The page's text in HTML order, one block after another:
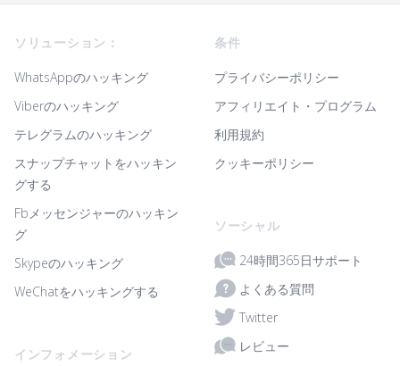
ソリューション：
WhatsAppのハッキング
Viberのハッキング
テレグラムのハッキング
スナップチャットをハッキン
グする
Fbメッセンジャーのハッキン
グ
Skypeのハッキング
WeChatをハッキングする
インフォメーション
条件
プライバシーポリシー
アフィリエイト・プログラム
利用規約
クッキーポリシー
ソーシャル
24時間365日サポート
よくある質問
Twitter
レビュー